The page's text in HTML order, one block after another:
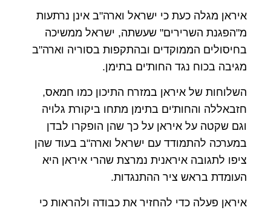
איראן מגלה כעת כי ישראל וארה"ב אינן נרתעות
מ"הפגנת השרירים" שעשתה, ישראל ממשיכה
בחיסולים הממוקדים ובהתקפות בסוריה וארה"ב
מגיבה בכוח נגד החות'ים בתימן.
השלוחות של איראן במזרח התיכון כמו חמאס,
חזבאללה והחות'ים בתימן מתחו ביקורת גלויה
וגם שקטה על איראן על כך שהן הופקרו לבדן
במערכה להתמודד עם ישראל וארה"ב בעוד שהן
ציפו לתגובה איראנית נמרצת שהרי איראן היא
העומדת בראש ציר ההתנגדות.
איראן פעלה כדי להחזיר את כבודה ולהראות כי